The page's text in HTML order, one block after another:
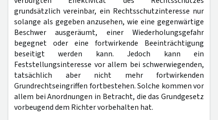
grundsätzlich vereinbar, ein Rechtsschutzinteresse nur
solange als gegeben anzusehen, wie eine gegenwärtige
Beschwer ausgeräumt, einer Wiederholungsgefahr
begegnet oder eine fortwirkende Beeinträchtigung
beseitigt werden kann. Jedoch kann ein
Feststellungsinteresse vor allem bei schwerwiegenden,
tatsächlich aber nicht mehr fortwirkenden
Grundrechtseingriffen fortbestehen. Solche kommen vor
allem bei Anordnungen in Betracht, die das Grundgesetz
vorbeugend dem Richter vorbehalten hat.